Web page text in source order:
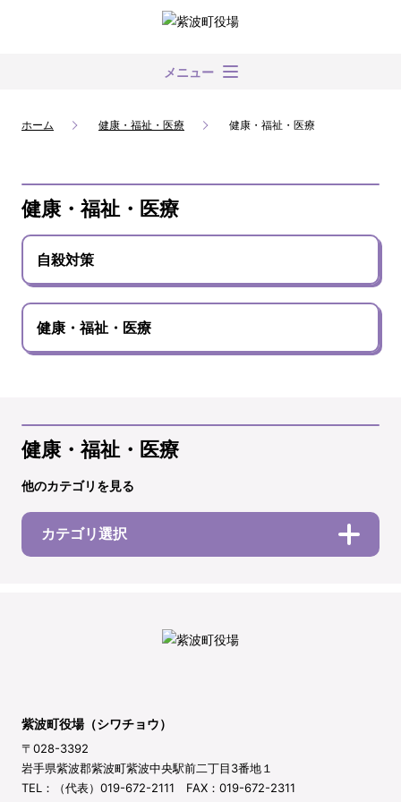
メニュー
ホーム 健康・福祉・医療 健康・福祉・医療
健康・福祉・医療
自殺対策
健康・福祉・医療
健康・福祉・医療
他のカテゴリを見る
カテゴリ選択
紫波町役場（シワチョウ）
〒028-3392
岩手県紫波郡紫波町紫波中央駅前二丁目3番地１
TEL：（代表）019-672-2111 FAX：019-672-2311